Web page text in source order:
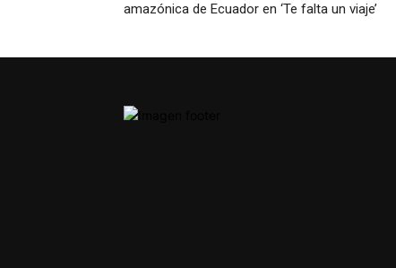
amazónica de Ecuador en ‘Te falta un viaje’